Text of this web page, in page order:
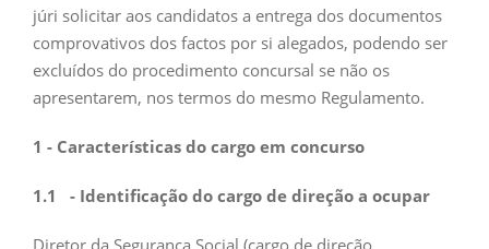
júri solicitar aos candidatos a entrega dos documentos
comprovativos dos factos por si alegados, podendo ser
excluídos do procedimento concursal se não os
apresentarem, nos termos do mesmo Regulamento.
1 - Características do cargo em concurso
1.1 - Identificação do cargo de direção a ocupar
Diretor da Segurança Social (cargo de direção